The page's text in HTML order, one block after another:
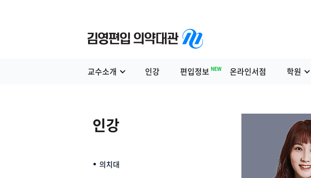
교수소개 인강 편입정보 NEW 온라인서점 학원
인강
의치대